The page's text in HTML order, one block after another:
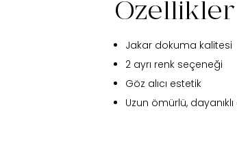
Özellikler
Jakar dokuma kalitesi
2 ayrı renk seçeneği
Göz alıcı estetik
Uzun ömürlü,